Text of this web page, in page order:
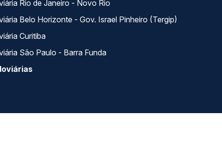
Rio de Janeiro - Novo Rio
Belo Horizonte - Gov. Israel Pinheiro (Tergip)
Curitiba
São Paulo - Barra Funda